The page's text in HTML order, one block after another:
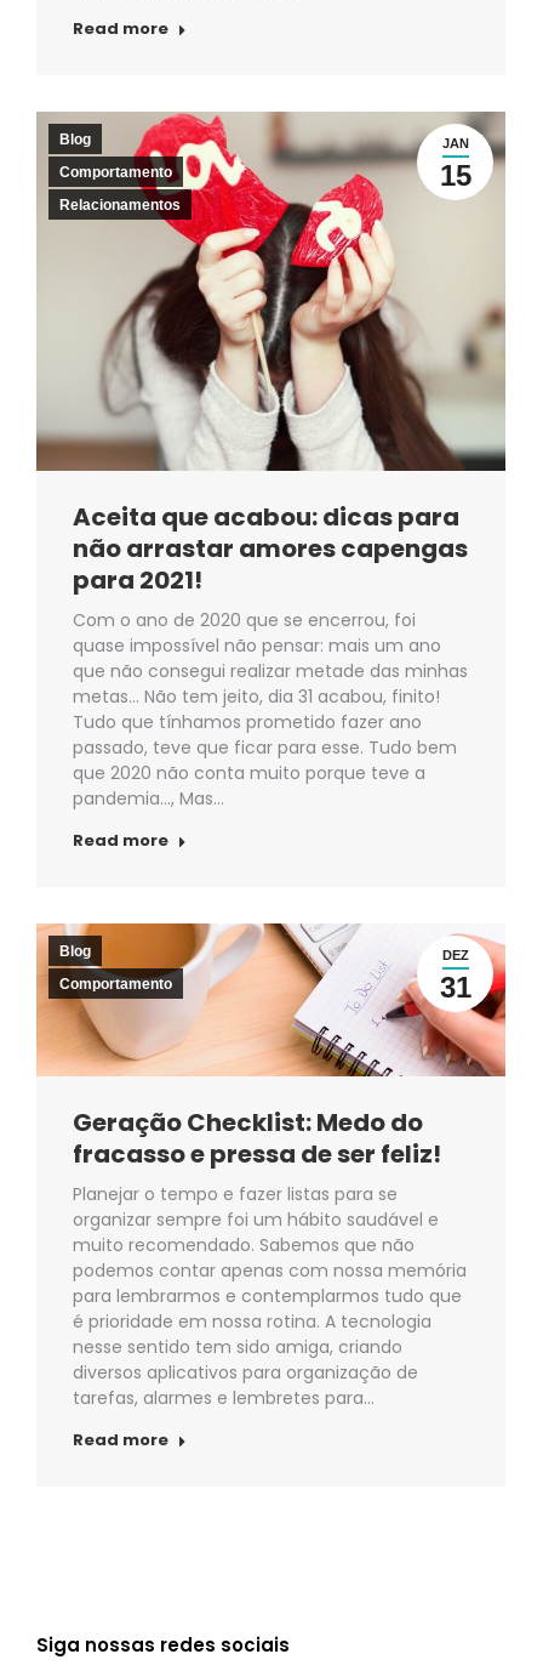
Read more
JAN
15
Blog
Comportamento
Relacionamentos
Aceita que acabou: dicas para
não arrastar amores capengas
para 2021!
Com o ano de 2020 que se encerrou, foi
quase impossível não pensar: mais um ano
que não consegui realizar metade das minhas
metas… Não tem jeito, dia 31 acabou, finito!
Tudo que tínhamos prometido fazer ano
passado, teve que ficar para esse. Tudo bem
que 2020 não conta muito porque teve a
pandemia…, Mas…
Read more
DEZ
31
Blog
Comportamento
Geração Checklist: Medo do
fracasso e pressa de ser feliz!
Planejar o tempo e fazer listas para se
organizar sempre foi um hábito saudável e
muito recomendado. Sabemos que não
podemos contar apenas com nossa memória
para lembrarmos e contemplarmos tudo que
é prioridade em nossa rotina. A tecnologia
nesse sentido tem sido amiga, criando
diversos aplicativos para organização de
tarefas, alarmes e lembretes para…
Read more
Siga nossas redes sociais